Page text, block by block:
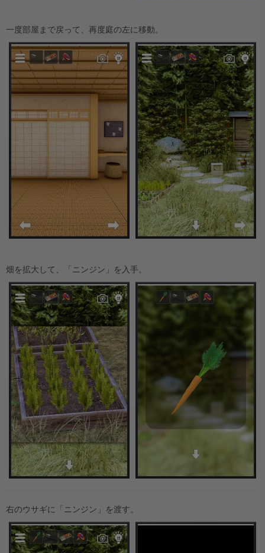
一度部屋まで戻って、再度庭の左に移動。
畑を拡大して、「ニンジン」を入手。
右のウサギに「ニンジン」を渡す。